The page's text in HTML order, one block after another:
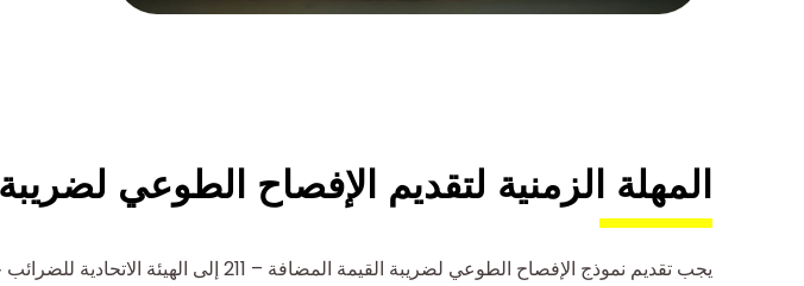
المهلة الزمنية لتقديم الإفصاح الطوعي
يجب تقديم نموذج الإفصاح الطوعي لضريبة القيمة المضافة – 211 إلى الهيئة الاتحادية للضرائب خلال 20 يوم عمل من تاريخ علم الشخص الخاضع للضريبة بالخطأ.